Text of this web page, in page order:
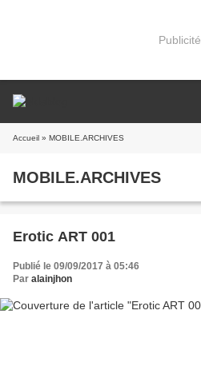
Publicité
Accueil » MOBILE.ARCHIVES
MOBILE.ARCHIVES
Erotic ART 001
Publié le 09/09/2017 à 05:46
Par alainjhon